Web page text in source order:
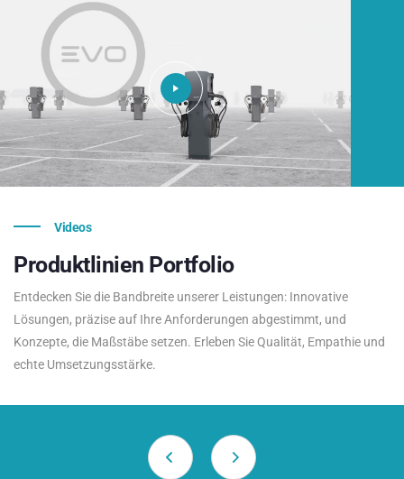
Videos
Produktlinien Portfolio
Entdecken Sie die Bandbreite unserer Leistungen: Innovative
Lösungen, präzise auf Ihre Anforderungen abgestimmt, und
Konzepte, die Maßstäbe setzen. Erleben Sie Qualität, Empathie und
echte Umsetzungsstärke.